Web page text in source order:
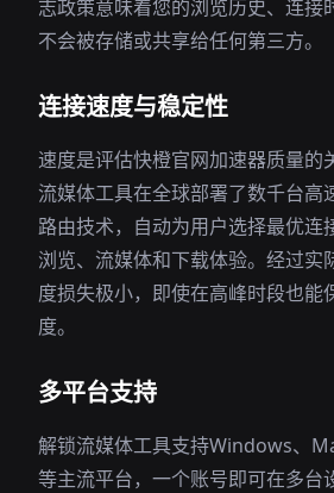
志政策意味着您的浏览历史、连接
不会被存储或共享给任何第三方。
连接速度与稳定性
速度是评估快橙官网加速器质量的
流媒体工具在全球部署了数千台高
路由技术，自动为用户选择最优连
浏览、流媒体和下载体验。经过实
度损失极小，即使在高峰时段也能
度。
多平台支持
解锁流媒体工具支持Windows、
等主流平台，一个账号即可在多台